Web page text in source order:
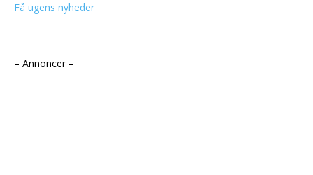
Få ugens nyheder
– Annoncer –